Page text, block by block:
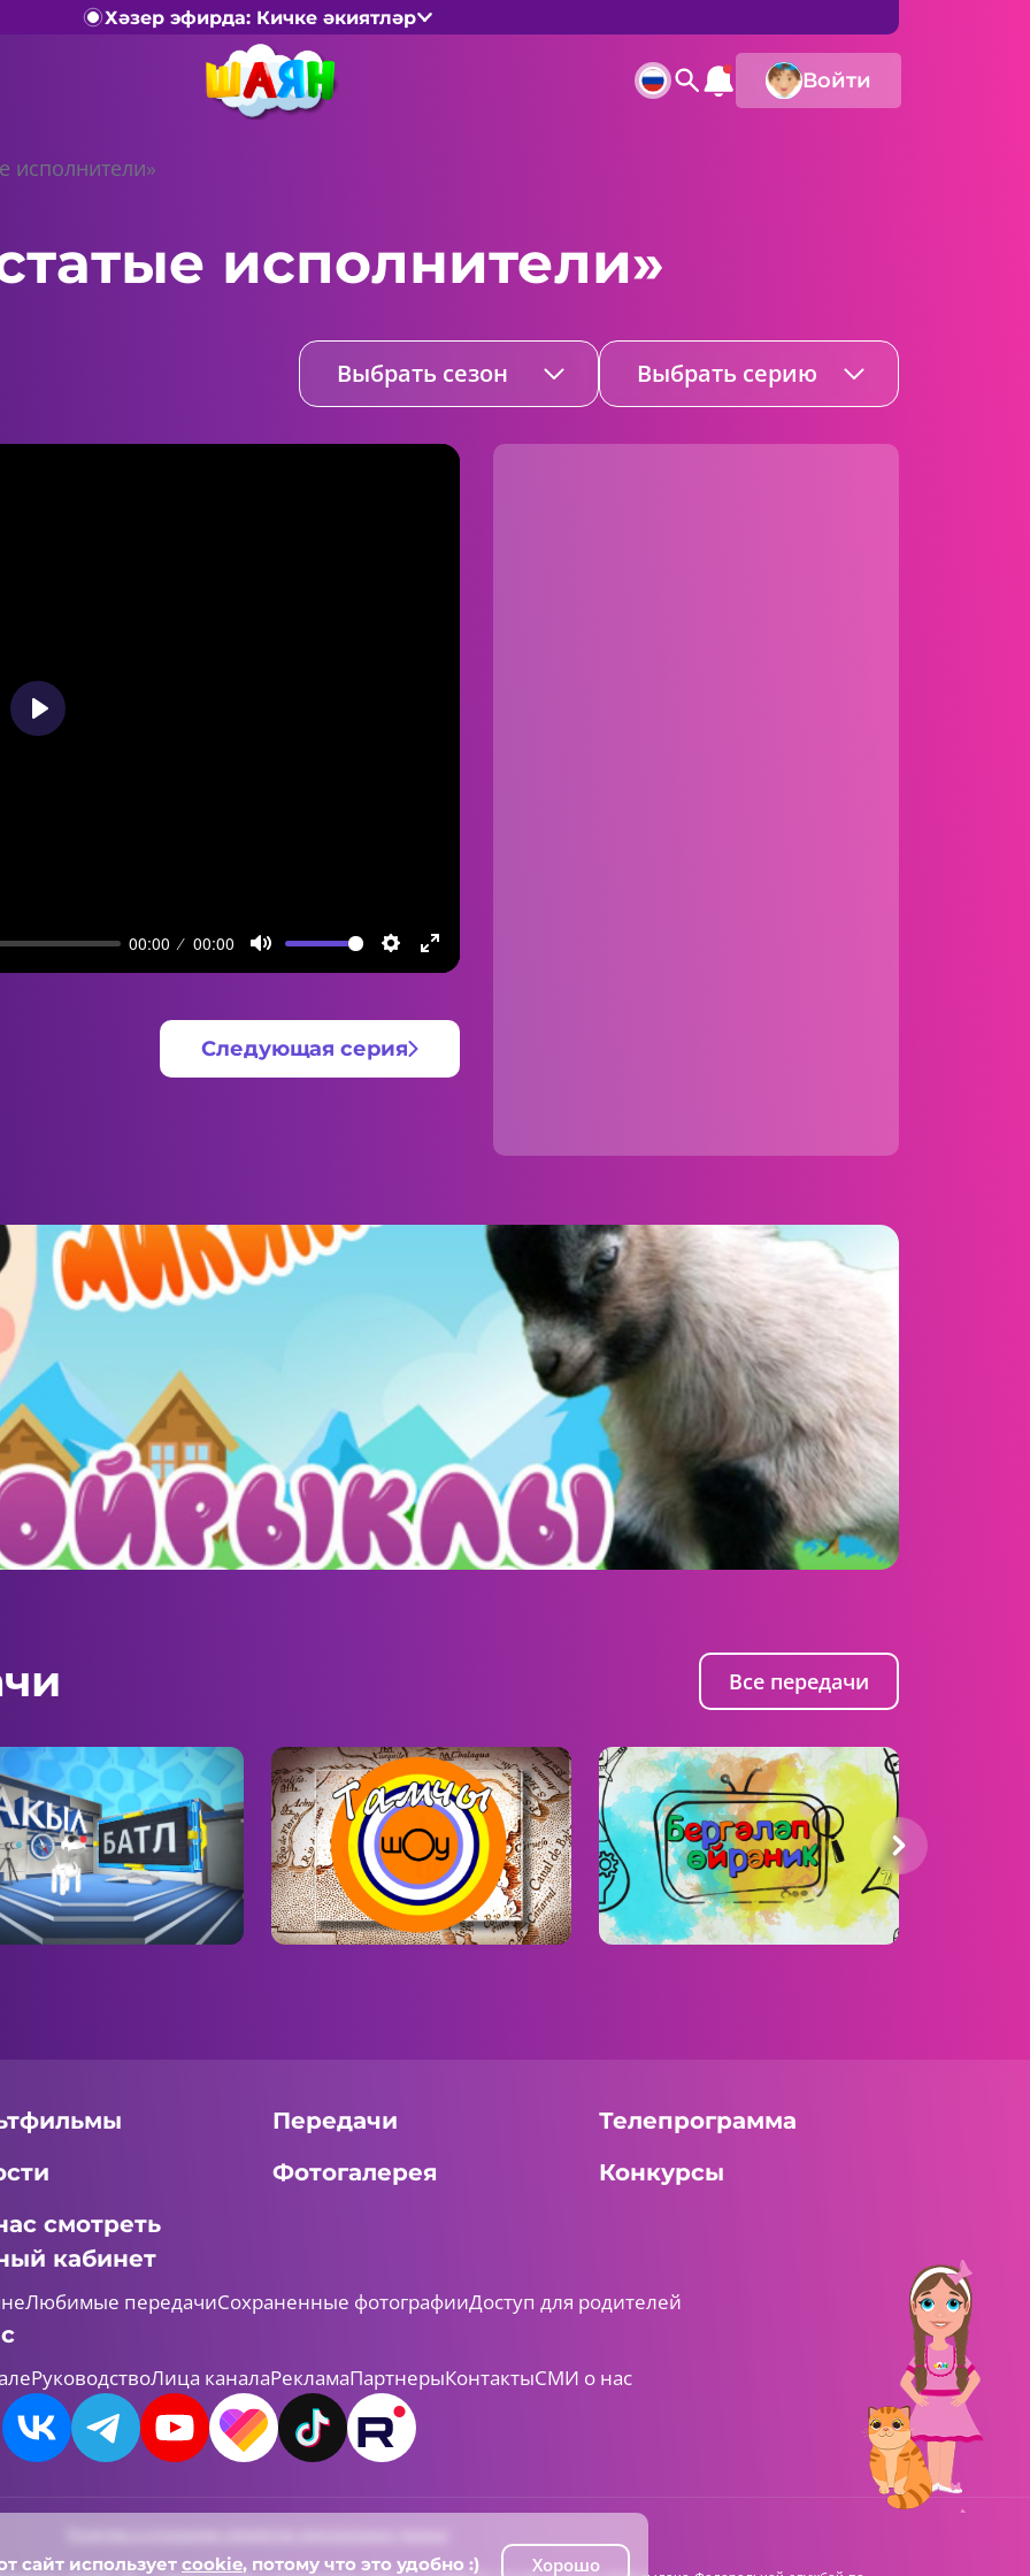
Хәзер эфирда: Кичке әкиятләр
Войти
исполнители»
исполнители»
Выбрать сезон Выбрать серию
00:00 00:00
Mute Settings
Enter
Play
Следующая серия
Все передачи
Передачи
Телепрограмма
Фотогалерея
Конкурсы
смотреть
кабинет
Любимые передачиСохраненные фотографииДоступ для родителей
РуководствоЛица каналаРекламаПартнерыКонтактыСМИ о нас
сайт использует cookie, потому что это удобно :) Хорошо